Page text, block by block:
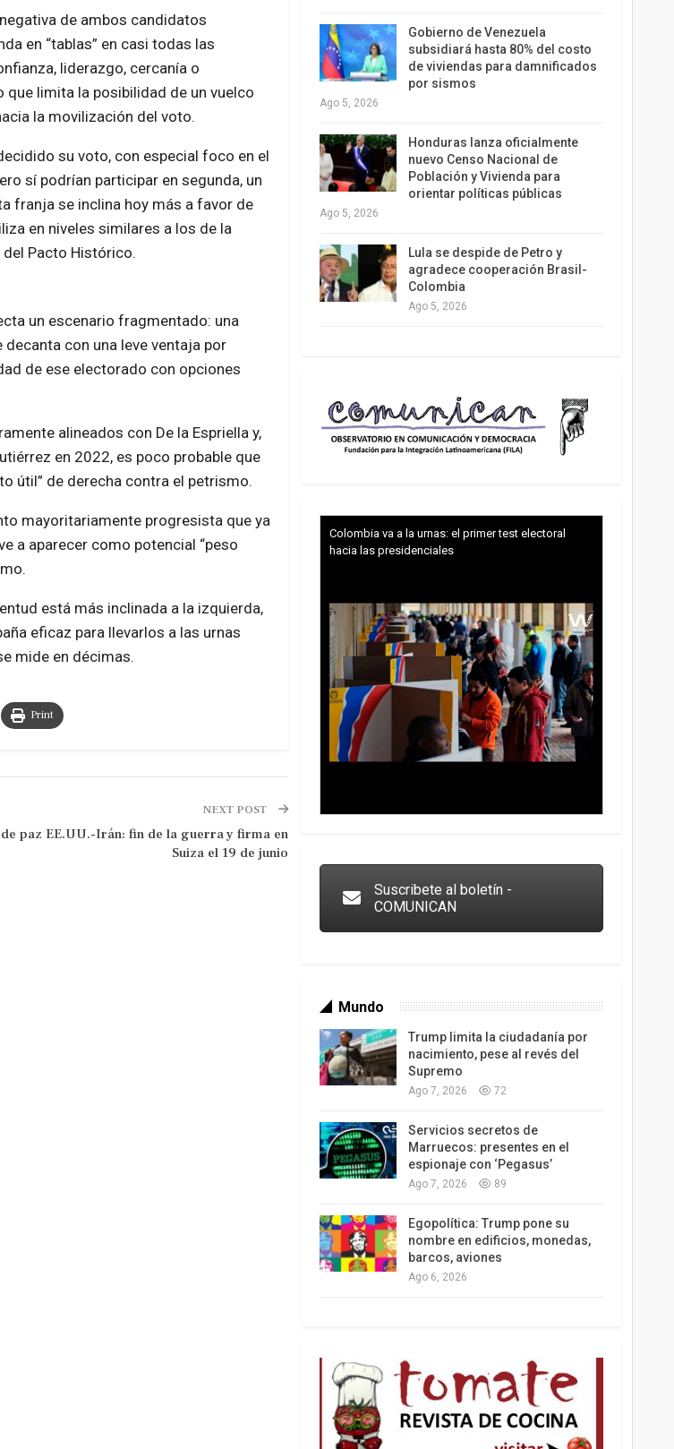
de ambos candidatos
en “tablas” en casi todas las
liderazgo, cercanía o
limita la posibilidad de un vuelco
la movilización del voto.
su voto, con especial foco en el
sí podrían participar en segunda, un
franja se inclina hoy más a favor de
en niveles similares a los de la
Pacto Histórico.
un escenario fragmentado: una
con una leve ventaja por
de ese electorado con opciones
alineados con De la Espriella y,
en 2022, es poco probable que
útil” de derecha contra el petrismo.
mayoritariamente progresista que ya
a aparecer como potencial “peso
está más inclinada a la izquierda,
eficaz para llevarlos a las urnas
mide en décimas.
Print
NEXT POST
paz EE.UU.-Irán: fin de la guerra y firma en
Suiza el 19 de junio
Gobierno de Venezuela
subsidiará hasta 80% del costo
de viviendas para damnificados
por sismos
Ago 5, 2026
Honduras lanza oficialmente
nuevo Censo Nacional de
Población y Vivienda para
orientar políticas públicas
Ago 5, 2026
Lula se despide de Petro y
agradece cooperación Brasil-
Colombia
Ago 5, 2026
Colombia va a la urnas: el primer test electoral
hacia las presidenciales
Suscribete al boletín -
COMUNICAN
Mundo
Trump limita la ciudadanía por
nacimiento, pese al revés del
Supremo
Ago 7, 2026 72
Servicios secretos de
Marruecos: presentes en el
espionaje con ‘Pegasus’
Ago 7, 2026 89
Egopolítica: Trump pone su
nombre en edificios, monedas,
barcos, aviones
Ago 6, 2026